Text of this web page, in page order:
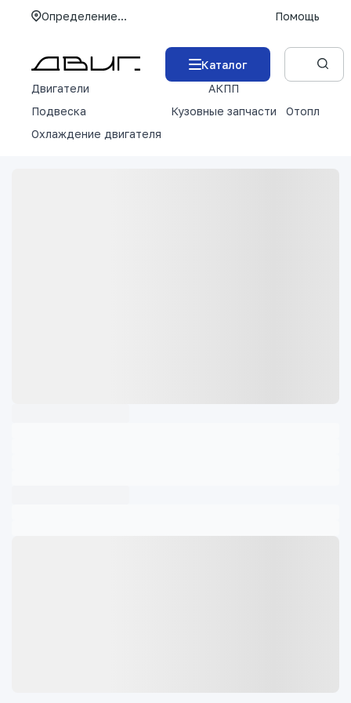
Определение... Помощь
Каталог
Двигатели
АКПП
Подвеска
Кузовные запчасти
Отопление
Охлаждение двигателя